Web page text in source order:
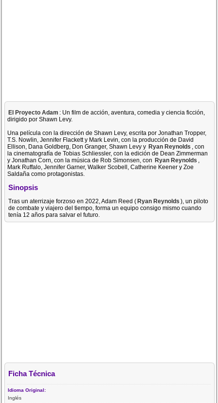
El Proyecto Adam : Un film de acción, aventura, comedia y ciencia ficción,
dirigido por Shawn Levy.
Una película con la dirección de Shawn Levy, escrita por Jonathan Tropper,
T.S. Nowlin, Jennifer Flackett y Mark Levin, con la producción de David
Ellison, Dana Goldberg, Don Granger, Shawn Levy y Ryan Reynolds , con
la cinematografía de Tobias Schliessler, con la edición de Dean Zimmerman
y Jonathan Corn, con la música de Rob Simonsen, con Ryan Reynolds ,
Mark Ruffalo, Jennifer Garner, Walker Scobell, Catherine Keener y Zoe
Saldaña como protagonistas.
Sinopsis
Tras un aterrizaje forzoso en 2022, Adam Reed (Ryan Reynolds ), un piloto
de combate y viajero del tiempo, forma un equipo consigo mismo cuando
tenía 12 años para salvar el futuro.
Ficha Técnica
Idioma Original:
Inglés